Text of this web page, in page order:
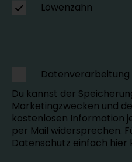
Löwenzahn
Du kannst der
Marketingzwecken und
kostenlosen Information
per Mail widersprechen.
Datenschutz einfach hier